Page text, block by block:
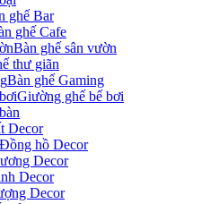
ghế Bar
ghế Cafe
Bàn ghế sân vườn
thư giãn
Bàn ghế Gaming
Giường ghế bể bơi
Decor
Đồng hồ Decor
Decor
Decor
Decor